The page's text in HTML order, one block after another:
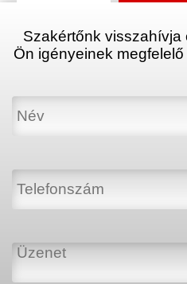
Szakértőnk
Ön igényeinek